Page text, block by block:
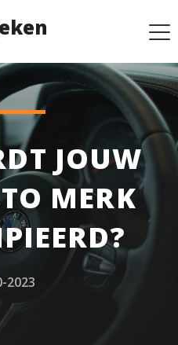
JOUW
MERK
2023